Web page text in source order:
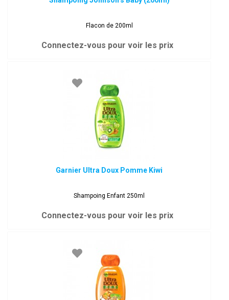
Flacon de 200ml
Connectez-vous pour voir les prix
Garnier Ultra Doux Pomme Kiwi
Shampoing Enfant 250ml
Connectez-vous pour voir les prix